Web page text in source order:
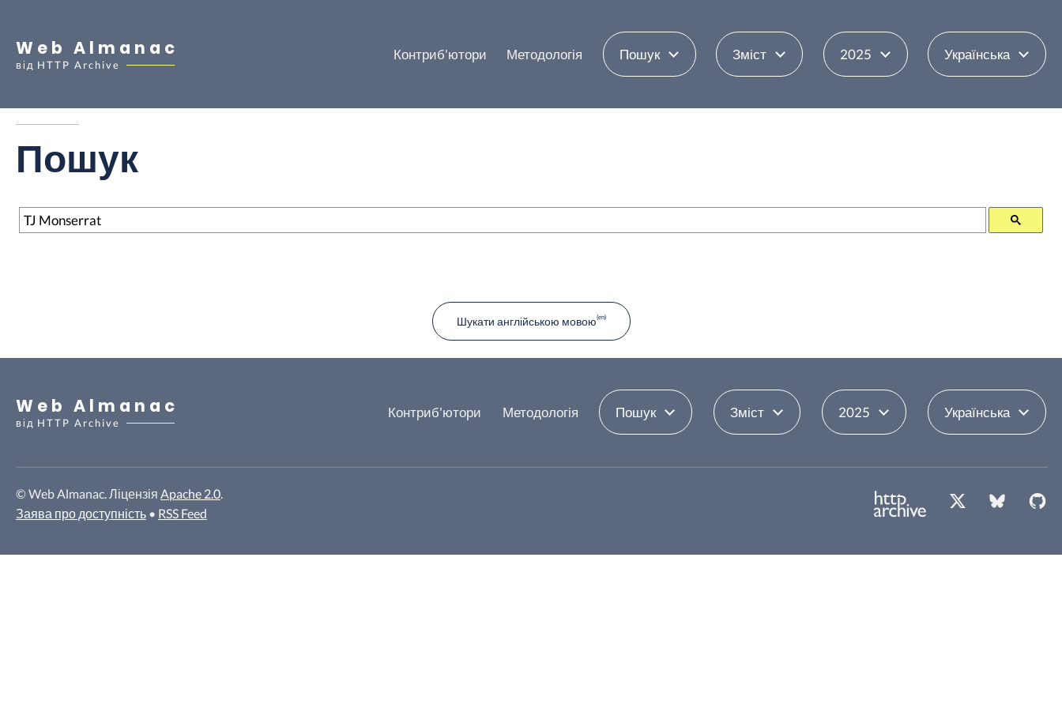
Web Almanac
від HTTP Archive
Контриб'ютори Методологія Пошук Зміст 2025 Українська
Пошук
Пошук
Шукати англійською мовою
Web Almanac
від HTTP Archive
Контриб'ютори Методологія Пошук Зміст 2025 Українська
© Web Almanac. Ліцензія Apache 2.0.
Заява про доступність • RSS Feed